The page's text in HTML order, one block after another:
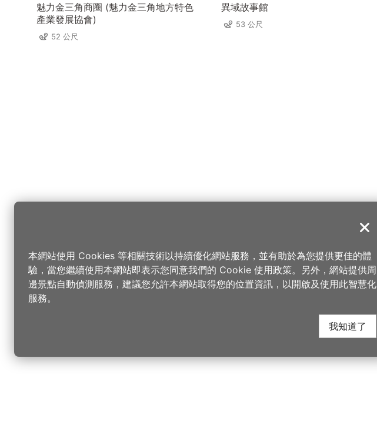
魅力金三角商圈 (魅力金三角地方特色
產業發展協會)
52 公尺
異域故事館
53 公尺
關閉
本網站使用 Cookies 等相關技術以持續優化網站服務，並有助於為您提供更佳的體
驗，當您繼續使用本網站即表示您同意我們的 Cookie 使用政策。另外，網站提供周
邊景點自動偵測服務，建議您允許本網站取得您的位置資訊，以開啟及使用此智慧化
服務。
我知道了